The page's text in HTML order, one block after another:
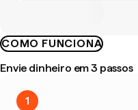
COMO FUNCIONA
Envie dinheiro em 3 passos
1